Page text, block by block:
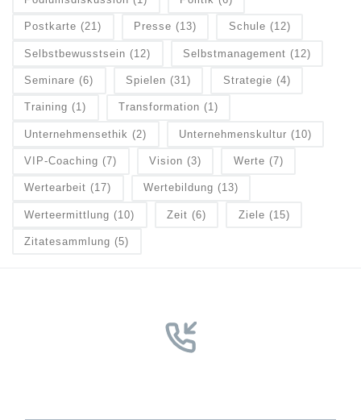
Postkarte (21) Presse (13) Schule (12)
Selbstbewusstsein (12) Selbstmanagement (12)
Seminare (6) Spielen (31) Strategie (4)
Training (1) Transformation (1)
Unternehmensethik (2) Unternehmenskultur (10)
VIP-Coaching (7) Vision (3) Werte (7)
Wertearbeit (17) Wertebildung (13)
Werteermittlung (10) Zeit (6) Ziele (15)
Zitatesammlung (5)